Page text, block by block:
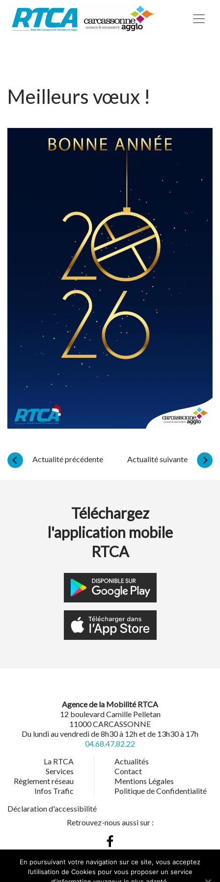
Meilleurs vœux !
Actualité précédente Actualité suivante
Téléchargez
l'application mobile
RTCA
Agence de la Mobilité RTCA
12 boulevard Camille Pelletan
11000 CARCASSONNE
Du lundi au vendredi de 8h30 à 12h et de 13h30 à 17h
04.68.47.82.22
La RTCA
Services
Règlement réseau
Infos Trafic
Actualités
Contact
Mentions Légales
Politique de Confidentialité
Déclaration d'accessibilité
Retrouvez-nous aussi sur :
En poursuivant votre navigation sur ce site, vous acceptez
l’utilisation de Cookies pour vous proposer un service